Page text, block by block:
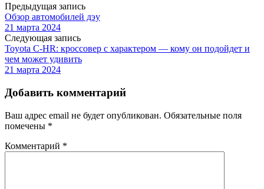
Предыдущая запись
Обзор автомобилей дэу
21 марта 2024
Следующая запись
Toyota C-HR: кроссовер с характером — кому он подойдет и
чем может удивить
21 марта 2024
Добавить комментарий
Ваш адрес email не будет опубликован. Обязательные поля
помечены *
Комментарий *